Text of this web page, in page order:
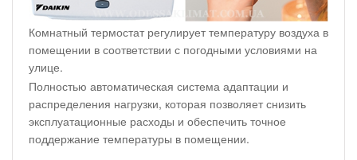
Комнатный термостат регулирует температуру воздуха в
помещении в соответствии с погодными условиями на
улице.
Полностью автоматическая система адаптации и
распределения нагрузки, которая позволяет снизить
эксплуатационные расходы и обеспечить точное
поддержание температуры в помещении.